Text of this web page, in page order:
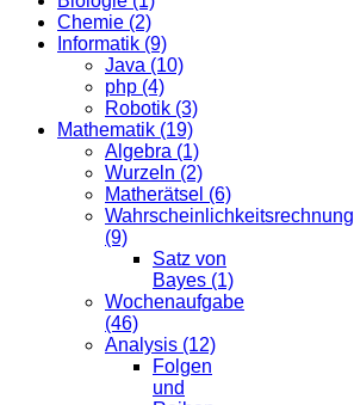
Chemie (2)
Informatik (9)
Java (10)
php (4)
Robotik (3)
Mathematik (19)
Algebra (1)
Wurzeln (2)
Matherätsel (6)
Wahrscheinlichkeitsrechnung
(9)
Satz von
Bayes (1)
Wochenaufgabe
(46)
Analysis (12)
Folgen
und